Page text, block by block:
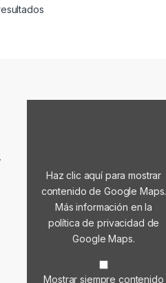
Ordenado por popularidad
Haz clic aquí para mostrar
contenido de Google Maps.
Más información en la
política de privacidad de
Google Maps.
Mostrar siempre contenido